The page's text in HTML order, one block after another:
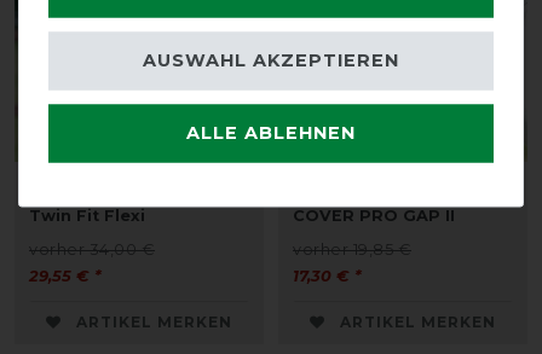
Twin Fit Flexi
vorher 34,00 €
29,55 € *
ARTIKEL MERKEN
COVER PRO GAP II
vorher 19,85 €
17,30 € *
ARTIKEL MERKEN
ALLE ABLEHNEN
AUSWAHL AKZEPTIEREN